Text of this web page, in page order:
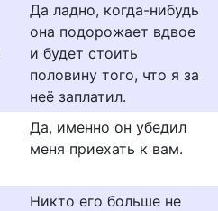
Да ладно, когда-нибудь
она подорожает вдвое
и будет стоить
половину того, что я за
неё заплатил.
Да, именно он убедил
меня приехать к вам.
Никто его больше не